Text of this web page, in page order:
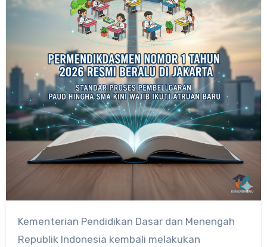
Kementerian Pendidikan Dasar dan Menengah
Republik Indonesia kembali melakukan